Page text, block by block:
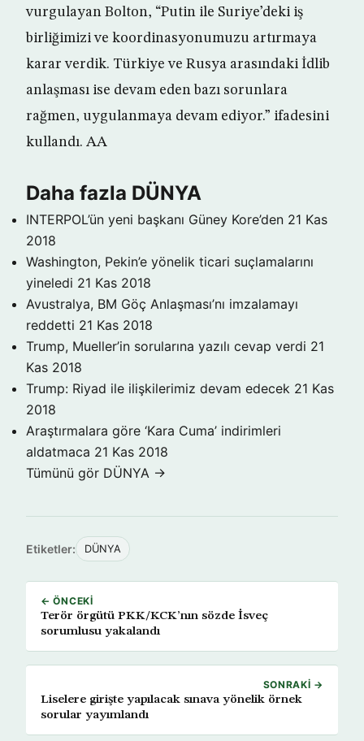
vurgulayan Bolton, “Putin ile Suriye’deki iş
birliğimizi ve koordinasyonumuzu artırmaya
karar verdik. Türkiye ve Rusya arasındaki İdlib
anlaşması ise devam eden bazı sorunlara
rağmen, uygulanmaya devam ediyor.” ifadesini
kullandı. AA
Daha fazla DÜNYA
INTERPOL’ün yeni başkanı Güney Kore’den 21 Kas
2018
Washington, Pekin’e yönelik ticari suçlamalarını
yineledi 21 Kas 2018
Avustralya, BM Göç Anlaşması’nı imzalamayı
reddetti 21 Kas 2018
Trump, Mueller’in sorularına yazılı cevap verdi 21
Kas 2018
Trump: Riyad ile ilişkilerimiz devam edecek 21 Kas
2018
Araştırmalara göre ‘Kara Cuma’ indirimleri
aldatmaca 21 Kas 2018
Tümünü gör DÜNYA →
Etiketler: DÜNYA
← ÖNCEKI
Terör örgütü PKK/KCK’nın sözde İsveç
sorumlusu yakalandı
SONRAKI →
Liselere girişte yapılacak sınava yönelik örnek
sorular yayımlandı